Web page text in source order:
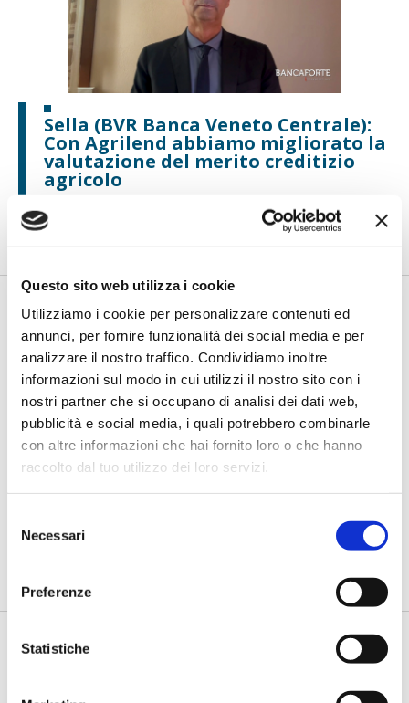
Questo sito web utilizza i cookie
Utilizziamo i cookie per personalizzare contenuti ed
annunci, per fornire funzionalità dei social media e per
analizzare il nostro traffico. Condividiamo inoltre
informazioni sul modo in cui utilizzi il nostro sito con i
nostri partner che si occupano di analisi dei dati web,
pubblicità e social media, i quali potrebbero combinarle
con altre informazioni che hai fornito loro o che hanno
raccolto dal tuo utilizzo dei loro servizi.
delNecessari
Preferenze
Statistiche
Sella (BVR Banca Veneto Centrale):
Con Agrilend abbiamo migliorato la
valutazione del merito creditizio
agricolo
Un settore strategico, tante complessità e una tecnologia che
cambia le regole del gi...
Marmonti-Popescu (SAS): “Così l'AI
generativa rivoluziona il credit
A Supervision, Risks & Profitability 2025, l’intelligenza artificiale